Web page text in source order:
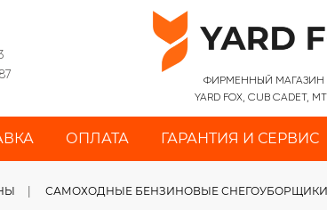
ФИРМЕННЫЙ МАГАЗИН
YARD FOX, CUB CADET,
ОПЛАТА ГАРАНТИЯ И СЕРВИС
САМОХОДНЫЕ БЕНЗИНОВЫЕ СНЕГОУБОРЩИКИ